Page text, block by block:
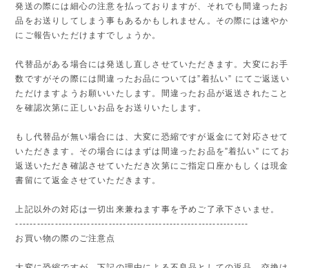
発送の際には細心の注意を払っておりますが、それでも間違ったお
品をお送りしてしまう事もあるかもしれません。その際には速やか
にご報告いただけますでしょうか。
代替品がある場合には発送し直しさせていただきます。大変にお手
数ですがその際には間違ったお品については”着払い” にてご返送い
ただけますようお願いいたします。間違ったお品が返送されたこと
を確認次第に正しいお品をお送りいたします。
もし代替品が無い場合には、大変に恐縮ですが返金にて対応させて
いただきます。その場合にはまずは間違ったお品を”着払い” にてお
返送いただき確認させていただき次第にご指定口座かもしくは現金
書留にて返金させていただきます。
上記以外の対応は一切出来兼ねます事を予めご了承下さいませ。
-----------------------------------------------------------------
お買い物の際のご注意点